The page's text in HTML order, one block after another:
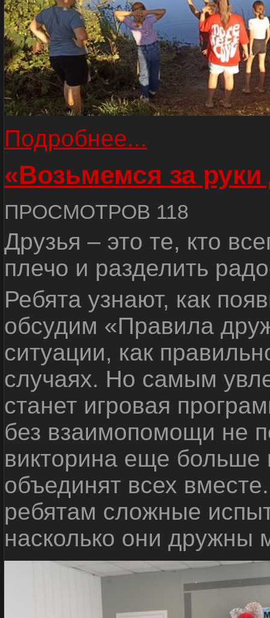
Подробнее...
«Возьмемся за руки
ПРОСМОТРОВ 118
Друзья – это те, кто
плечо и разделить
Ребята узнают, как
обсудим «Правила
ситуации, как
случаях. Но самым
станет игровая
без взаимопомощи не
викторина еще
объединят всех
ребятам сложные
насколько они дружны